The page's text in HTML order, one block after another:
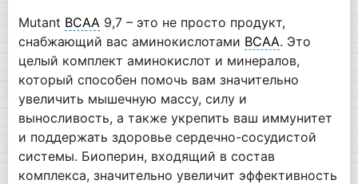
Mutant BCAA 9,7 – это не просто продукт,
снабжающий вас аминокислотами ВСАА. Это
целый комплект аминокислот и минералов,
который способен помочь вам значительно
увеличить мышечную массу, силу и
выносливость, а также укрепить ваш иммунитет
и поддержать здоровье сердечно-сосудистой
системы. Биоперин, входящий в состав
комплекса, значительно увеличит эффективность